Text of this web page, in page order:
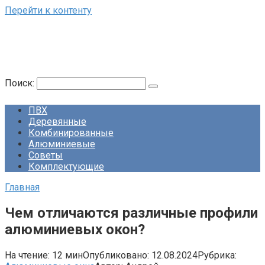
Перейти к контенту
Поиск:
ПВХ
Деревянные
Комбинированные
Алюминиевые
Советы
Комплектующие
Главная
Чем отличаются различные профили
алюминиевых окон?
На чтение: 12 минОпубликовано: 12.08.2024Рубрика: